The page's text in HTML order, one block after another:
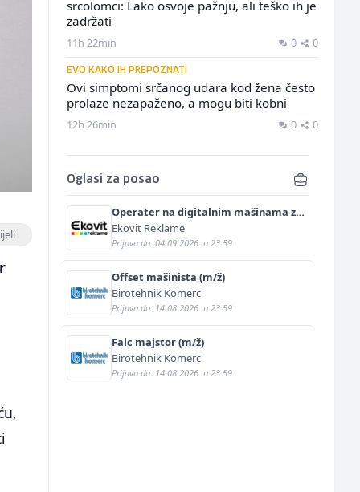
srcolomci: Lako osvoje pažnju, ali teško ih je
zadržati
11h 22min 0 0
EVO KAKO IH PREPOZNATI
Ovi simptomi srčanog udara kod žena često
prolaze nezapaženo, a mogu biti kobni
12h 26min 0 0
Oglasi za posao
Operater na digitalnim mašinama za
štampu i doradu (m/ž)
Ekovit Reklame
Prijava do: 04.09.2026. u 23:59
Offset mašinista (m/ž)
Birotehnik Komerc
Prijava do: 14.08.2026. u 23:59
Falc majstor (m/ž)
Birotehnik Komerc
Prijava do: 14.08.2026. u 23:59